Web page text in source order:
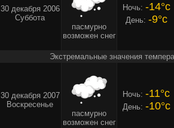
30 декабря 2006
Суббота
пасмурно
возможен снег
Ночь: -14°c
День: -9°c
Экстремальные значения
30 декабря 2007
Воскресенье
пасмурно
возможен снег
Ночь: -11°c
День: -10°c